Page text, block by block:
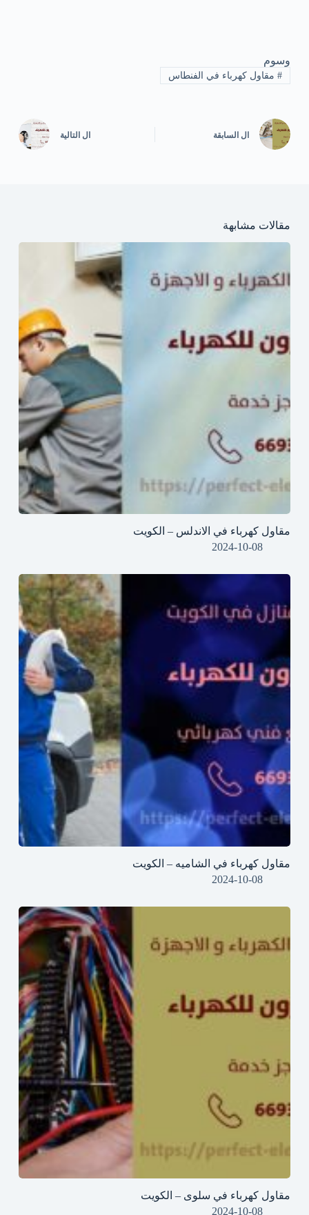
وسوم
#مقاول كهرباء في الفنطاس
ال السابقة ال التالية
مقالات مشابهة
مقاول كهرباء في الاندلس – الكويت
2024-10-08
مقاول كهرباء في الشاميه – الكويت
2024-10-08
مقاول كهرباء في سلوى – الكويت
2024-10-08